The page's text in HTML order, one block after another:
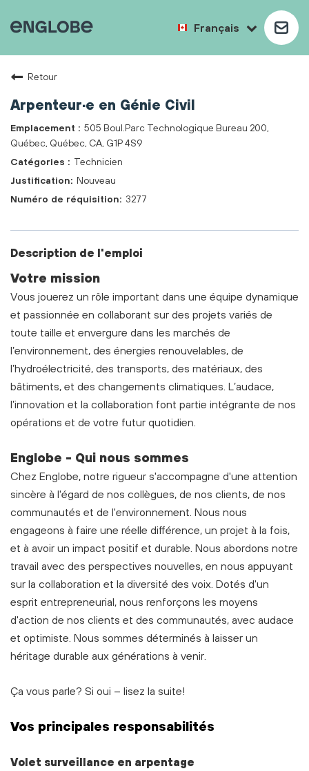
Français
Retour
Arpenteur·e en Génie Civil
505 Boul.Parc Technologique Bureau 200,
Québec, Québec, CA, G1P 4S9
Technicien
Nouveau
3277
Description de l'emploi
Votre mission
Vous jouerez un rôle important dans une équipe dynamique
et passionnée en collaborant sur des projets variés de
toute taille et envergure dans les marchés de
l’environnement, des énergies renouvelables, de
l’hydroélectricité, des transports, des matériaux, des
bâtiments, et des changements climatiques. L’audace,
l’innovation et la collaboration font partie intégrante de nos
opérations et de votre futur quotidien.
Englobe - Qui nous sommes
Chez Englobe, notre rigueur s'accompagne d'une attention
sincère à l'égard de nos collègues, de nos clients, de nos
communautés et de l'environnement. Nous nous
engageons à faire une réelle différence, un projet à la fois,
et à avoir un impact positif et durable. Nous abordons notre
travail avec des perspectives nouvelles, en nous appuyant
sur la collaboration et la diversité des voix. Dotés d'un
esprit entrepreneurial, nous renforçons les moyens
d'action de nos clients et des communautés, avec audace
et optimiste. Nous sommes déterminés à laisser un
héritage durable aux générations à venir.
Ça vous parle? Si oui – lisez la suite!
Vos principales responsabilités
Volet surveillance en arpentage